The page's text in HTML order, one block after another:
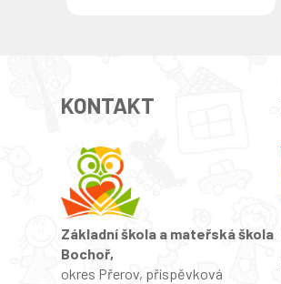
KONTAKT
Základní škola a mateřská škola
Bochoř,
okres Přerov, příspěvková